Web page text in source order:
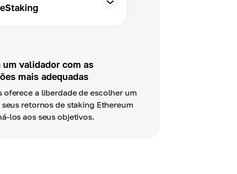
um validador com as
mais adequadas
oferece a liberdade de escolher um
retornos de staking Ethereum
los aos seus objetivos.